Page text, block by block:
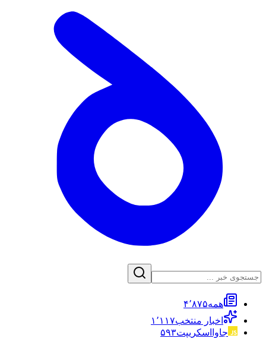
همه۴٬۸۷۵
اخبار منتخب۱٬۱۱۷
جاوااسکریپت۵۹۳